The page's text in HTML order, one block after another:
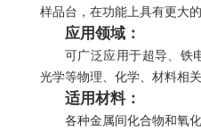
样品台，在功能上具有更大的
应用领域：
可广泛应用于超导、铁
光学等物理、化学、材料相
适用材料：
各种金属间化合物和氧